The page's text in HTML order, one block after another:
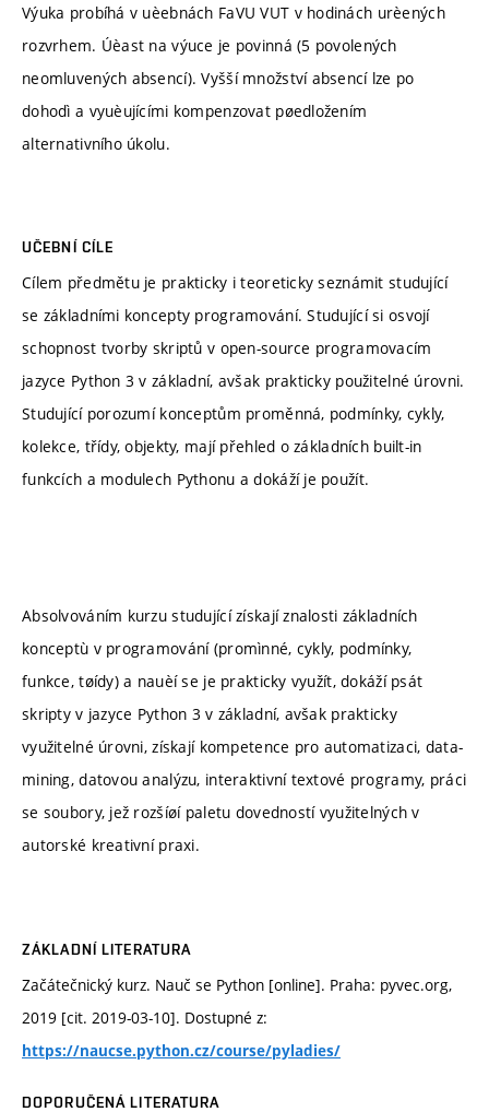
Výuka probíhá v uèebnách FaVU VUT v hodinách urèených
rozvrhem. Úèast na výuce je povinná (5 povolených
neomluvených absencí). Vyšší množství absencí lze po
dohodì a vyuèujícími kompenzovat pøedložením
alternativního úkolu.
UČEBNÍ CÍLE
Cílem předmětu je prakticky i teoreticky seznámit studující
se základními koncepty programování. Studující si osvojí
schopnost tvorby skriptů v open-source programovacím
jazyce Python 3 v základní, avšak prakticky použitelné úrovni.
Studující porozumí konceptům proměnná, podmínky, cykly,
kolekce, třídy, objekty, mají přehled o základních built-in
funkcích a modulech Pythonu a dokáží je použít.
Absolvováním kurzu studující získají znalosti základních
konceptù v programování (promìnné, cykly, podmínky,
funkce, tøídy) a nauèí se je prakticky využít, dokáží psát
skripty v jazyce Python 3 v základní, avšak prakticky
využitelné úrovni, získají kompetence pro automatizaci, data-
mining, datovou analýzu, interaktivní textové programy, práci
se soubory, jež rozšíøí paletu dovedností využitelných v
autorské kreativní praxi.
ZÁKLADNÍ LITERATURA
Začátečnický kurz. Nauč se Python [online]. Praha: pyvec.org,
2019 [cit. 2019-03-10]. Dostupné z:
https://naucse.python.cz/course/pyladies/
DOPORUČENÁ LITERATURA